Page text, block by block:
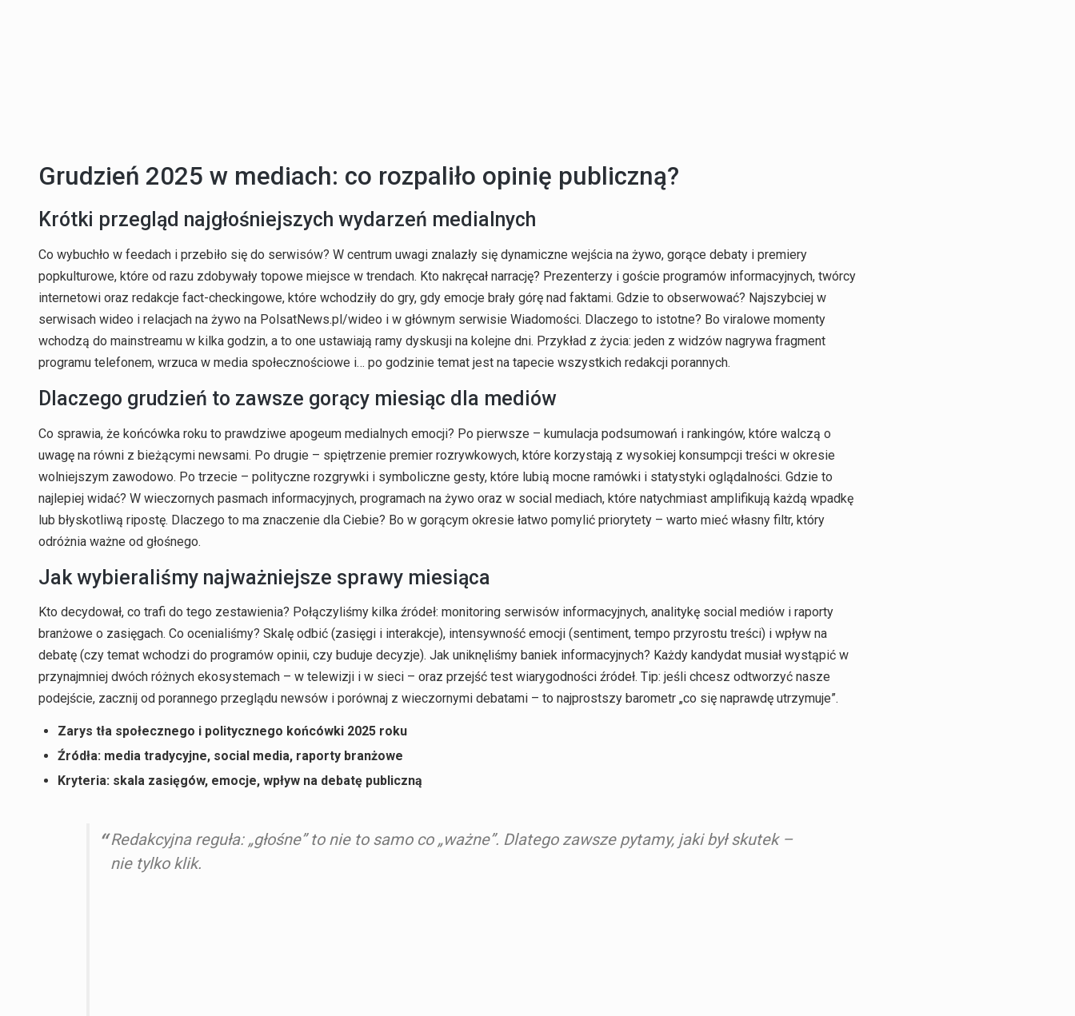
Grudzień 2025 w mediach: co rozpaliło opinię publiczną?
Krótki przegląd najgłośniejszych wydarzeń medialnych
Co wybuchło w feedach i przebiło się do serwisów? W centrum uwagi znalazły się dynamiczne wejścia na żywo, gorące debaty i premiery
popkulturowe, które od razu zdobywały topowe miejsce w trendach. Kto nakręcał narrację? Prezenterzy i goście programów informacyjnych, twórcy
internetowi oraz redakcje fact-checkingowe, które wchodziły do gry, gdy emocje brały górę nad faktami. Gdzie to obserwować? Najszybciej w
serwisach wideo i relacjach na żywo na PolsatNews.pl/wideo i w głównym serwisie Wiadomości. Dlaczego to istotne? Bo viralowe momenty
wchodzą do mainstreamu w kilka godzin, a to one ustawiają ramy dyskusji na kolejne dni. Przykład z życia: jeden z widzów nagrywa fragment
programu telefonem, wrzuca w media społecznościowe i… po godzinie temat jest na tapecie wszystkich redakcji porannych.
Dlaczego grudzień to zawsze gorący miesiąc dla mediów
Co sprawia, że końcówka roku to prawdziwe apogeum medialnych emocji? Po pierwsze – kumulacja podsumowań i rankingów, które walczą o
uwagę na równi z bieżącymi newsami. Po drugie – spiętrzenie premier rozrywkowych, które korzystają z wysokiej konsumpcji treści w okresie
wolniejszym zawodowo. Po trzecie – polityczne rozgrywki i symboliczne gesty, które lubią mocne ramówki i statystyki oglądalności. Gdzie to
najlepiej widać? W wieczornych pasmach informacyjnych, programach na żywo oraz w social mediach, które natychmiast amplifikują każdą wpadkę
lub błyskotliwą ripostę. Dlaczego to ma znaczenie dla Ciebie? Bo w gorącym okresie łatwo pomylić priorytety – warto mieć własny filtr, który
odróżnia ważne od głośnego.
Jak wybieraliśmy najważniejsze sprawy miesiąca
Kto decydował, co trafi do tego zestawienia? Połączyliśmy kilka źródeł: monitoring serwisów informacyjnych, analitykę social mediów i raporty
branżowe o zasięgach. Co ocenialiśmy? Skalę odbić (zasięgi i interakcje), intensywność emocji (sentiment, tempo przyrostu treści) i wpływ na
debatę (czy temat wchodzi do programów opinii, czy buduje decyzje). Jak uniknęliśmy baniek informacyjnych? Każdy kandydat musiał wystąpić w
przynajmniej dwóch różnych ekosystemach – w telewizji i w sieci – oraz przejść test wiarygodności źródeł. Tip: jeśli chcesz odtworzyć nasze
podejście, zacznij od porannego przeglądu newsów i porównaj z wieczornymi debatami – to najprostszy barometr „co się naprawdę utrzymuje”.
Zarys tła społecznego i politycznego końcówki 2025 roku
Źródła: media tradycyjne, social media, raporty branżowe
Kryteria: skala zasięgów, emocje, wpływ na debatę publiczną
Redakcyjna reguła: „głośne” to nie to samo co „ważne”. Dlatego zawsze pytamy, jaki był skutek –
nie tylko klik.